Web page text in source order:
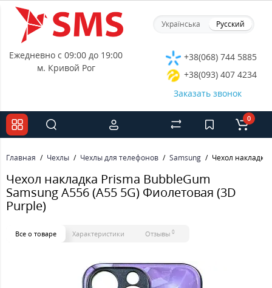
Українська Русский
Ежедневно с 09:00 до 19:00
м. Кривой Рог
+38(068) 744 5885
+38(093) 407 4234
Заказать звонок
0
Главная Чехлы Чехлы для телефонов Samsung Чехол накладка
Чехол накладка Prisma BubbleGum
Samsung A556 (A55 5G) Фиолетовая (3D
Purple)
Все о товаре Характеристики Отзывы 0